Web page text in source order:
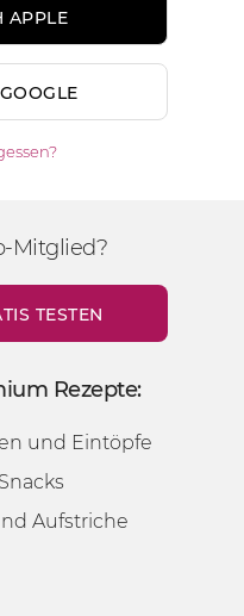
APPLE
Mitglied?
TESTEN
Rezepte:
und Eintöpfe
Snacks
Aufstriche